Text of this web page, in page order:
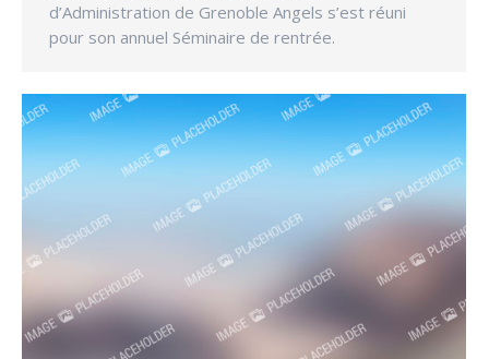
d’Administration de Grenoble Angels s’est réuni
pour son annuel Séminaire de rentrée.